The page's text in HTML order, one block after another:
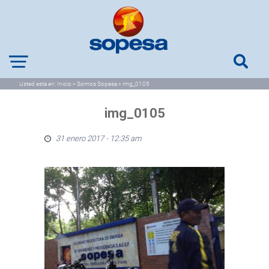
Usted esta en: Inicio > Somos Sopesa> img_0105
img_0105
31 enero 2017 - 12:35 am